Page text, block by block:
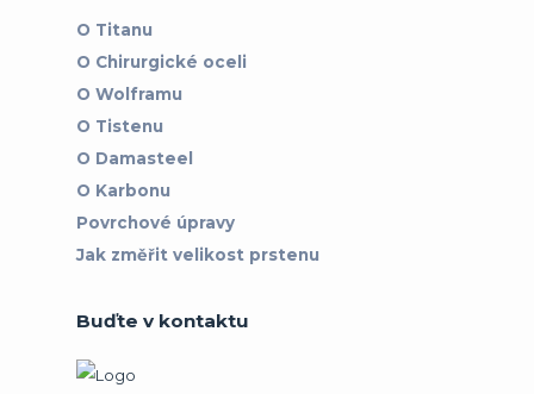
O Titanu
O Chirurgické oceli
O Wolframu
O Tistenu
O Damasteel
O Karbonu
Povrchové úpravy
Jak změřit velikost prstenu
Buďte v kontaktu